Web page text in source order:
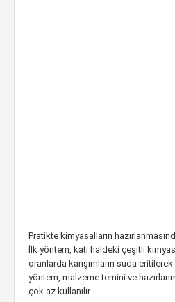
Pratikte kimyasalların
İlk yöntem, katı haldeki çeşitli
oranlarda karışımların suda eritilerek
yöntem, malzeme temini ve
çok az kullanılır.